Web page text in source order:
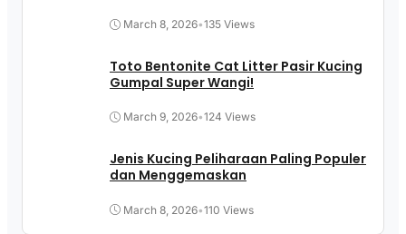
March 8, 2026•135 Views
Toto Bentonite Cat Litter Pasir Kucing
Gumpal Super Wangi!
March 9, 2026•124 Views
Jenis Kucing Peliharaan Paling Populer
dan Menggemaskan
March 8, 2026•110 Views